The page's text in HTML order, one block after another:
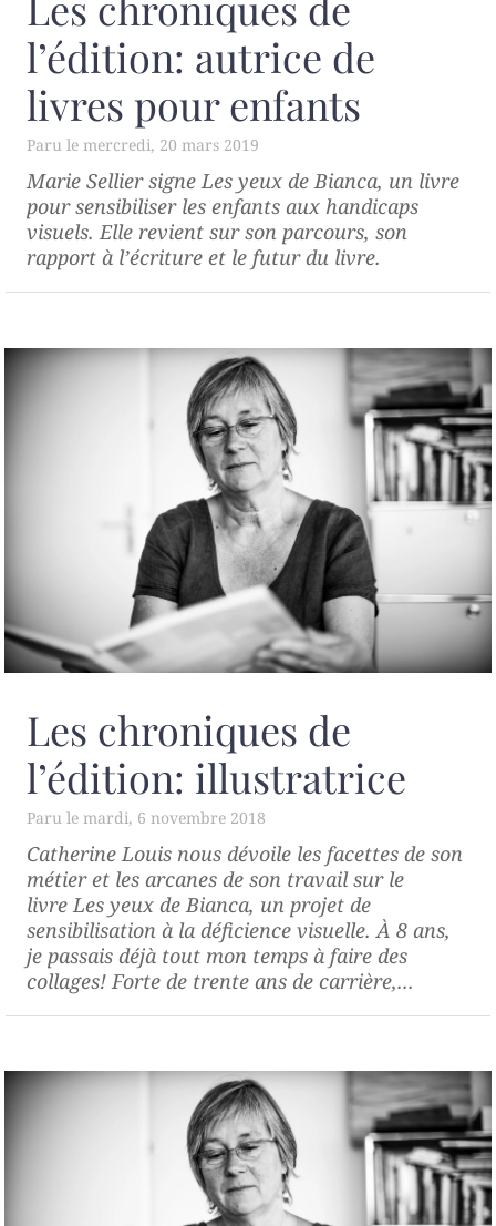
l’édition: autrice de
livres pour enfants
mercredi, 20 mars 2019
Marie Sellier signeLes yeux de Bianca, un livre
pour sensibiliser les enfants aux handicaps
visuels. Elle revient sur son parcours, son
rapport à l’écriture et le futur du livre.
Les chroniques de
l’édition: illustratrice
mardi, 6 novembre 2018
Catherine Louis nous dévoile les facettes de son
métier et les arcanes de son travail sur le
livre Les yeux de Bianca, un projet de
sensibilisation à la déficience visuelle. À 8 ans,
je passais déjà tout mon temps à faire des
collages! Forte de trente ans de carrière,...